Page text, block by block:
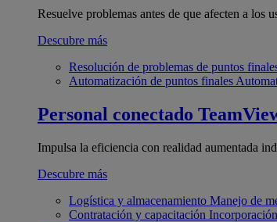
Resuelve problemas antes de que afecten a los
Descubre más
Resolución de problemas de puntos
Automatización de puntos finales
Personal conectado
Impulsa la eficiencia con realidad aumentada
Descubre más
Logística y almacenamiento Manejo de
Contratación y capacitación